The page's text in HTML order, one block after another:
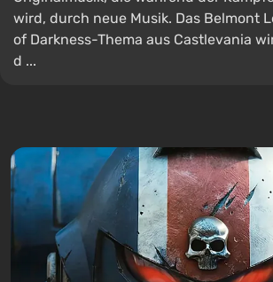
wird, durch neue Musik. Das Belmont
of Darkness-Thema aus Castlevania
d ...